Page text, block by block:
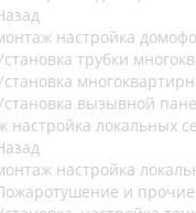
настройка
трубки
вызывной
настройка локальных
настройка
и прочие